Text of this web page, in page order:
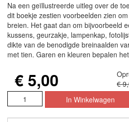
Na een geïllustreerde uitleg over de
dit boekje zestien voorbeelden zien
breien. Het gaat dan om bijvoorbeeld
kussens, geurzakje, lampenkap,
dikte van de benodigde breinaalden
met tien. Garen en kleuren bepalen
€ 5,00
€